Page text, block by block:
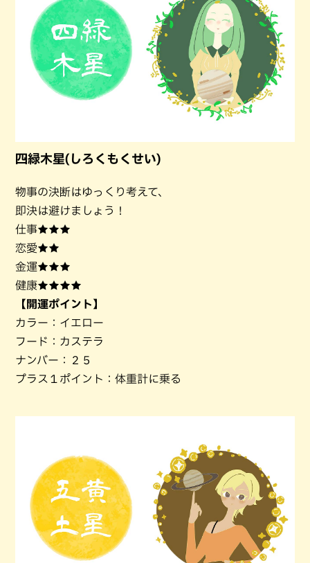
四緑木星(しろくもくせい)
物事の決断はゆっくり考えて、
即決は避けましょう！
仕事★★★
恋愛★★
金運★★★
健康★★★★
【開運ポイント】
カラー：イエロー
フード：カステラ
ナンバー：２５
プラス１ポイント：体重計に乗る